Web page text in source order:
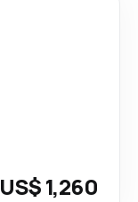
US$ 1,260